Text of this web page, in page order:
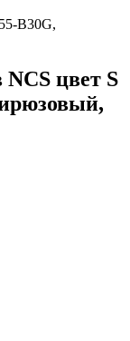
B30G,
цвет S